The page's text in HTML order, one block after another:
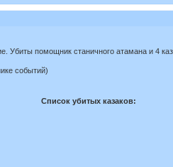
Убиты помощник станичного атамана и 4
событий)
Список убитых казаков: